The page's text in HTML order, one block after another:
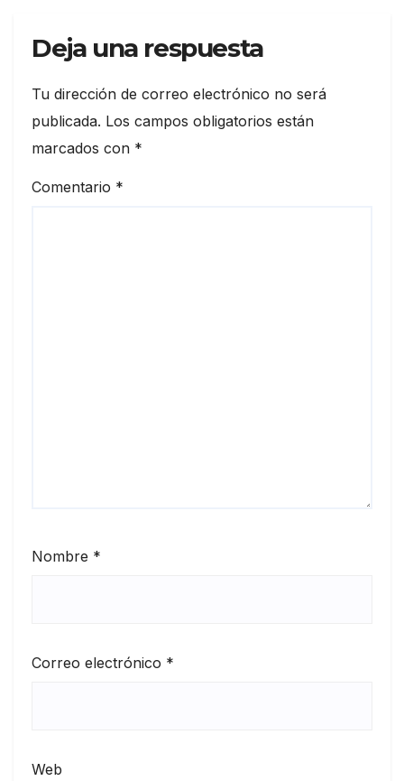
Deja una respuesta
Tu dirección de correo electrónico no será
publicada. Los campos obligatorios están
marcados con *
Comentario *
Nombre *
Correo electrónico *
Web